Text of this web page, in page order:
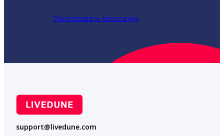
Попробовать бесплатно
support@livedune.com